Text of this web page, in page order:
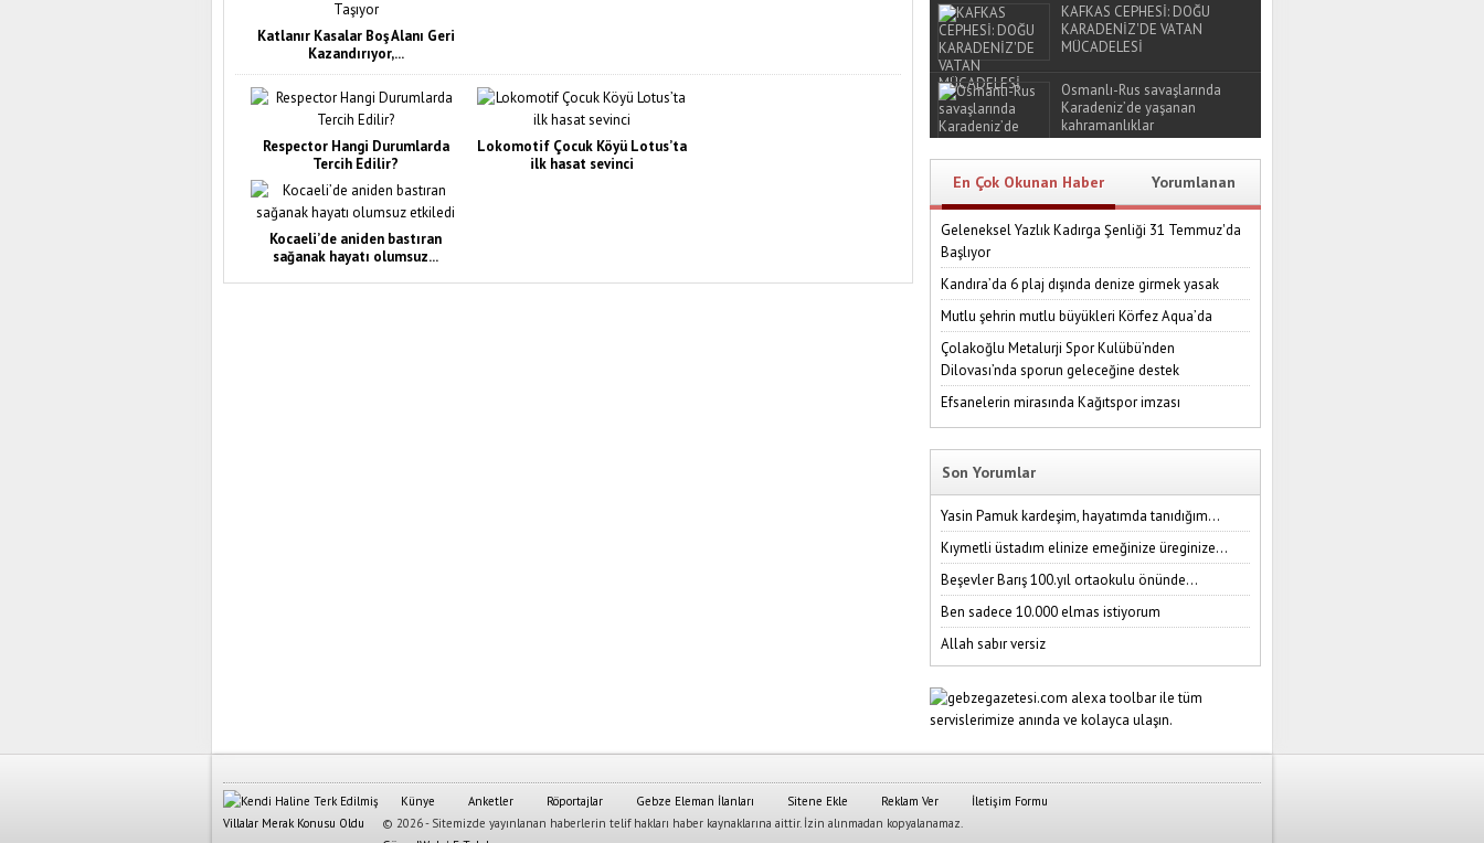
Katlanır Kasalar Boş Alanı Geri
Kazandırıyor,...
Respector Hangi Durumlarda
Tercih Edilir?
Lokomotif Çocuk Köyü Lotus’ta
ilk hasat sevinci
Kocaeli’de aniden bastıran
sağanak hayatı olumsuz...
KAFKAS CEPHESİ: DOĞU
KARADENİZ'DE VATAN
MÜCADELESİ
Osmanlı-Rus savaşlarında
Karadeniz’de yaşanan
kahramanlıklar
En Çok Okunan Haber Yorumlanan
Geleneksel Yazlık Kadırga Şenliği 31 Temmuz'da
Başlıyor
Kandıra’da 6 plaj dışında denize girmek yasak
Mutlu şehrin mutlu büyükleri Körfez Aqua’da
Çolakoğlu Metalurji Spor Kulübü’nden
Dilovası’nda sporun geleceğine destek
Efsanelerin mirasında Kağıtspor imzası
Son Yorumlar
Yasin Pamuk kardeşim, hayatımda tanıdığım...
Kıymetli üstadım elinize emeğinize üreginize...
Beşevler Barış 100.yıl ortaokulu önünde...
Ben sadece 10.000 elmas istiyorum
Allah sabır versiz
Künye Anketler Röportajlar Gebze Eleman İlanları Sitene Ekle Reklam Ver
İletişim Formu
© 2026 - Sitemizde yayınlanan haberlerin telif hakları haber kaynaklarına aittir. İzin alınmadan kopyalanamaz.